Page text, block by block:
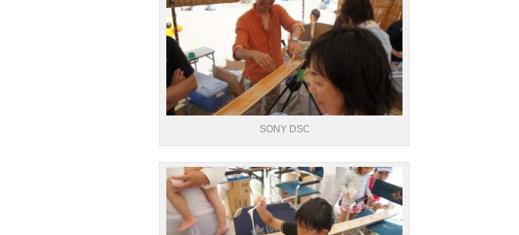
SONY DSC